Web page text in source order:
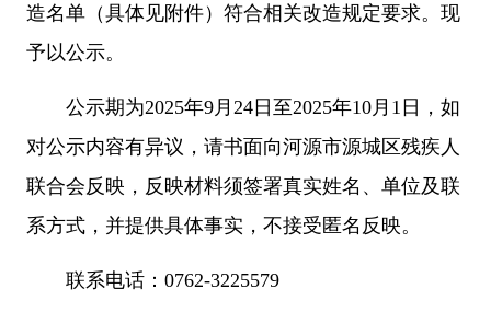
造名单（具体见附件）符合相关改造规定要求。现
予以公示。
公示期为2025年9月24日至2025年10月1日，如
对公示内容有异议，请书面向河源市源城区残疾人
联合会反映，反映材料须签署真实姓名、单位及联
系方式，并提供具体事实，不接受匿名反映。
联系电话：0762-3225579